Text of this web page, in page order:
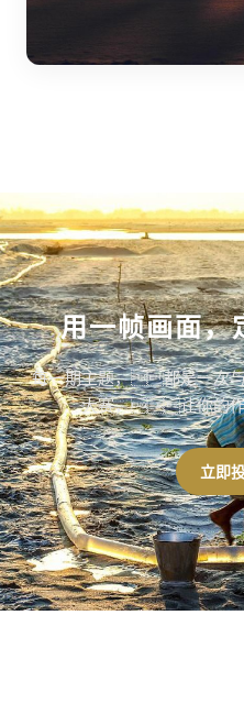
用一帧画面，
每一期主题，都是一次
大赛，让你的
立即